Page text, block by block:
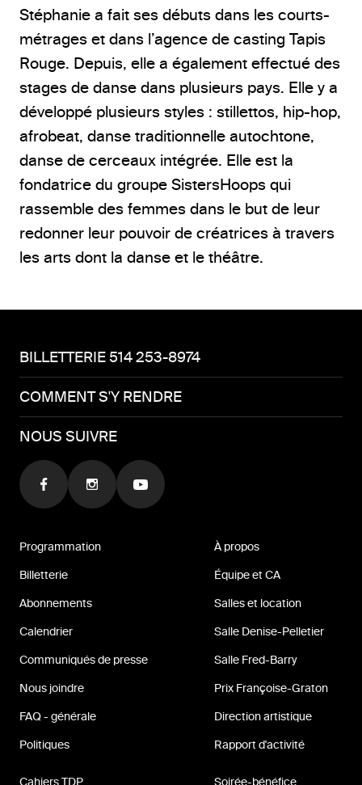
Stéphanie a fait ses débuts dans les courts-
métrages et dans l’agence de casting Tapis
Rouge. Depuis, elle a également effectué des
stages de danse dans plusieurs pays. Elle y a
développé plusieurs styles : stillettos, hip-hop,
afrobeat, danse traditionnelle autochtone,
danse de cerceaux intégrée. Elle est la
fondatrice du groupe SistersHoops qui
rassemble des femmes dans le but de leur
redonner leur pouvoir de créatrices à travers
les arts dont la danse et le théâtre.
BILLETTERIE 514 253-8974
COMMENT S'Y RENDRE
NOUS SUIVRE
Programmation
Billetterie
Abonnements
Calendrier
Communiqués de presse
Nous joindre
FAQ - générale
Politiques
À propos
Équipe et CA
Salles et location
Salle Denise-Pelletier
Salle Fred-Barry
Prix Françoise-Graton
Direction artistique
Rapport d'activité
Cahiers TDP Soirée-bénéfice